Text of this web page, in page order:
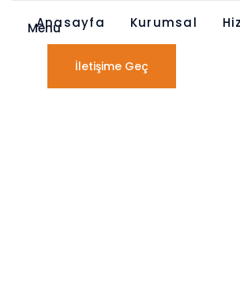
Menu
Anasayfa Kurumsal
İletişime Geç